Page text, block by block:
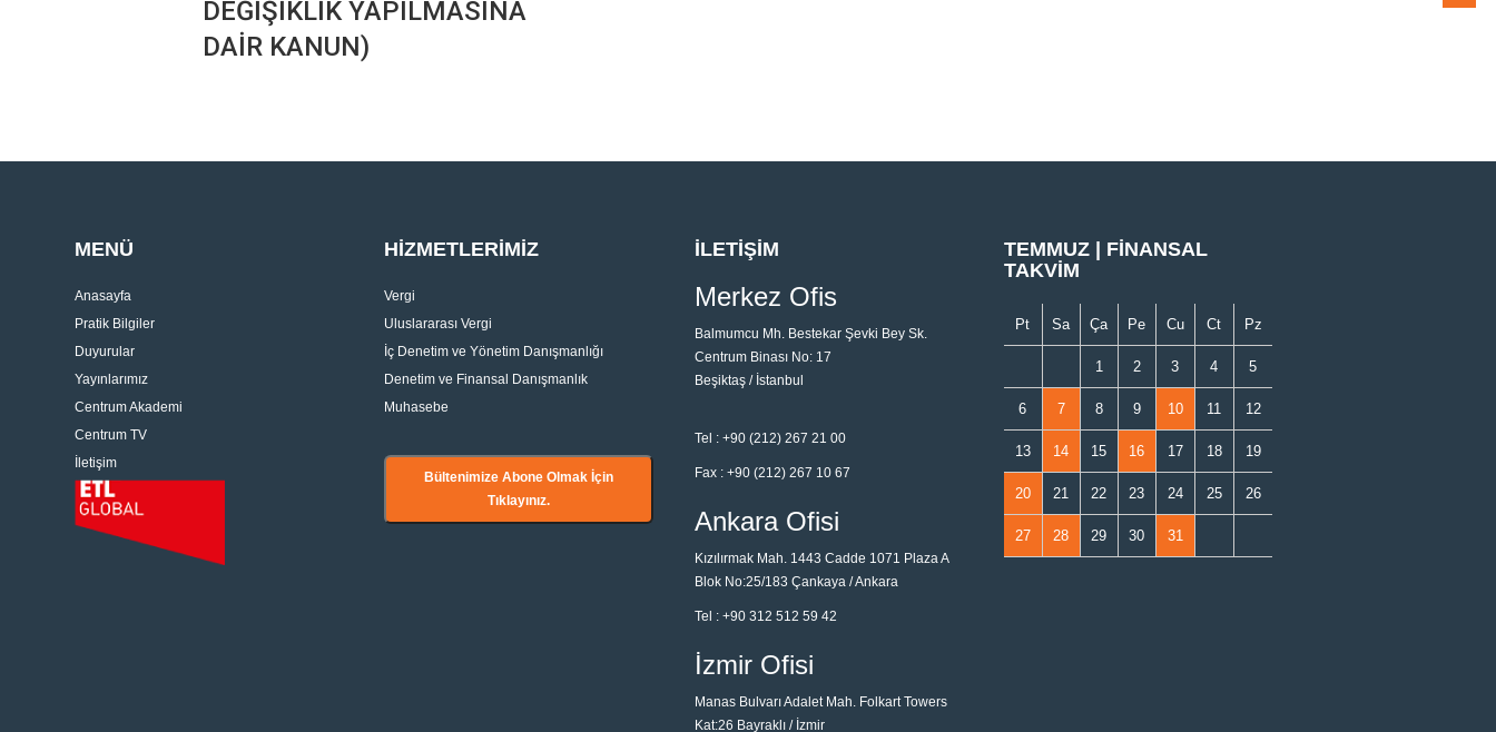
DEĞİŞİKLİK YAPILMASINA
DAİR KANUN)
MENÜ
Anasayfa
Pratik Bilgiler
Duyurular
Yayınlarımız
Centrum Akademi
Centrum TV
İletişim
HİZMETLERİMİZ
Vergi
Uluslararası Vergi
İç Denetim ve Yönetim Danışmanlığı
Denetim ve Finansal Danışmanlık
Muhasebe
Bültenimize Abone Olmak İçin
Tıklayınız.
İLETİŞİM
Merkez Ofis
Balmumcu Mh. Bestekar Şevki Bey Sk.
Centrum Binası No: 17
Beşiktaş / İstanbul
Tel : +90 (212) 267 21 00
Fax : +90 (212) 267 10 67
Ankara Ofisi
Kızılırmak Mah. 1443 Cadde 1071 Plaza A
Blok No:25/183 Çankaya / Ankara
Tel : +90 312 512 59 42
İzmir Ofisi
Manas Bulvarı Adalet Mah. Folkart Towers
Kat:26 Bayraklı / İzmir
TEMMUZ | FİNANSAL
TAKVİM
Pt Sa Ça Pe Cu Ct Pz
1 2 3 4 5
6 7 8 9 10 11 12
13 14 15 16 17 18 19
20 21 22 23 24 25 26
27 28 29 30 31